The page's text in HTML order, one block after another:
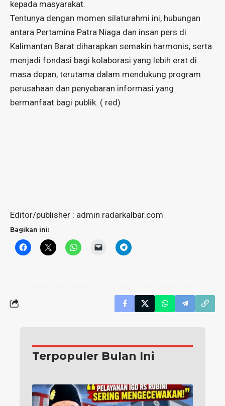
kepada masyarakat.
Tentunya dengan momen silaturahmi ini, hubungan
antara Pertamina Patra Niaga dan insan pers di
Kalimantan Barat diharapkan semakin harmonis, serta
menjadi fondasi bagi kolaborasi yang lebih erat di
masa depan, terutama dalam mendukung program
perusahaan dan penyebaran informasi yang
bermanfaat bagi publik. ( red)
Editor/publisher : admin radarkalbar.com
Bagikan ini:
Terpopuler Bulan Ini